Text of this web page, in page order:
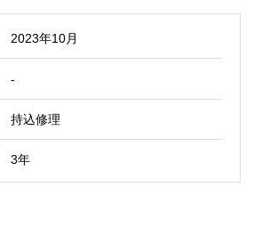
2023年10月
-
持込修理
3年